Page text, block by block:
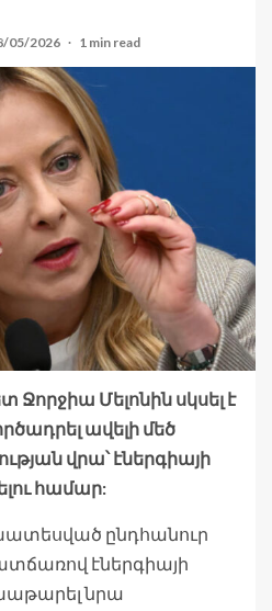
05/2026 1 min read
Մելոնին սկսել է
ավելի մեծ
վրա՝ էներգիայի
համար:
ընդհանուր
էներգիայի
նրա